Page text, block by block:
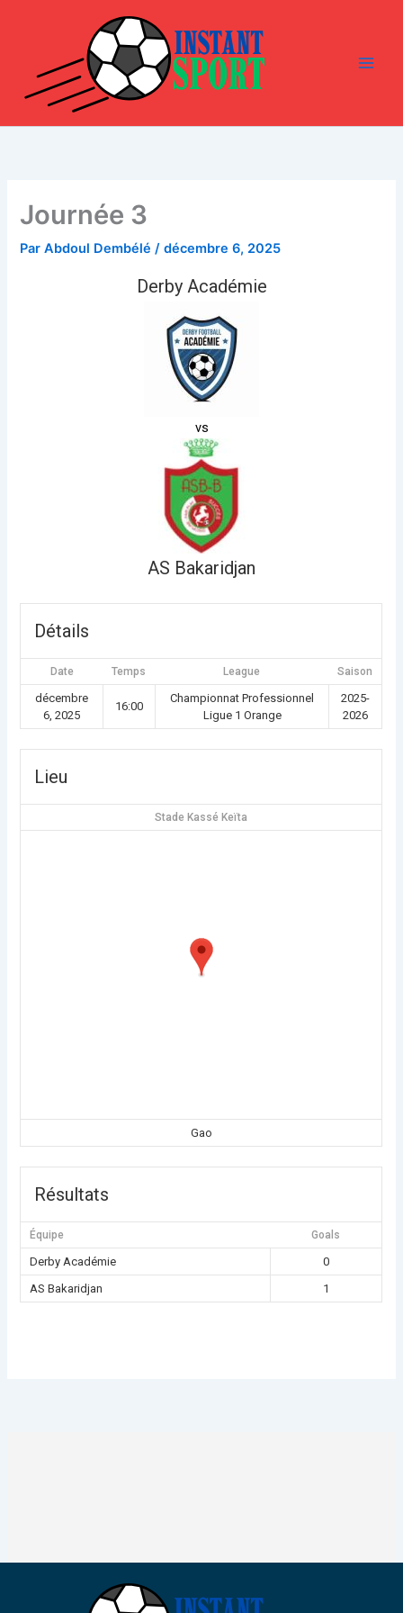
Journée 3
ParAbdoul Dembélé/décembre 6, 2025
Derby Académie
vs
AS Bakaridjan
Détails
Date Temps League Saison
décembre
6, 2025
16:00
Championnat Professionnel
Ligue 1 Orange
2025-
2026
Lieu
Stade Kassé Keïta
Gao
Résultats
Équipe Goals
Derby Académie
0
AS Bakaridjan
1